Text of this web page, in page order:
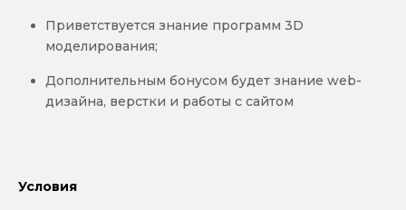
Приветствуется знание программ 3D
моделирования;
Дополнительным бонусом будет знание web-
дизайна, верстки и работы с сайтом
Условия